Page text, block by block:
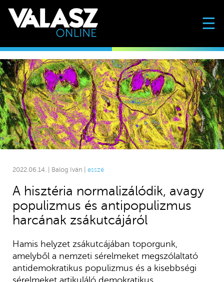
☰
2022.06.14. | Balog Iván | esszé
A hisztéria normalizálódik, avagy
populizmus és antipopulizmus
harcának zsákutcájáról
Hamis helyzet zsákutcájában toporgunk,
amelyből a nemzeti sérelmeket megszólaltató
antidemokratikus populizmus és a kisebbségi